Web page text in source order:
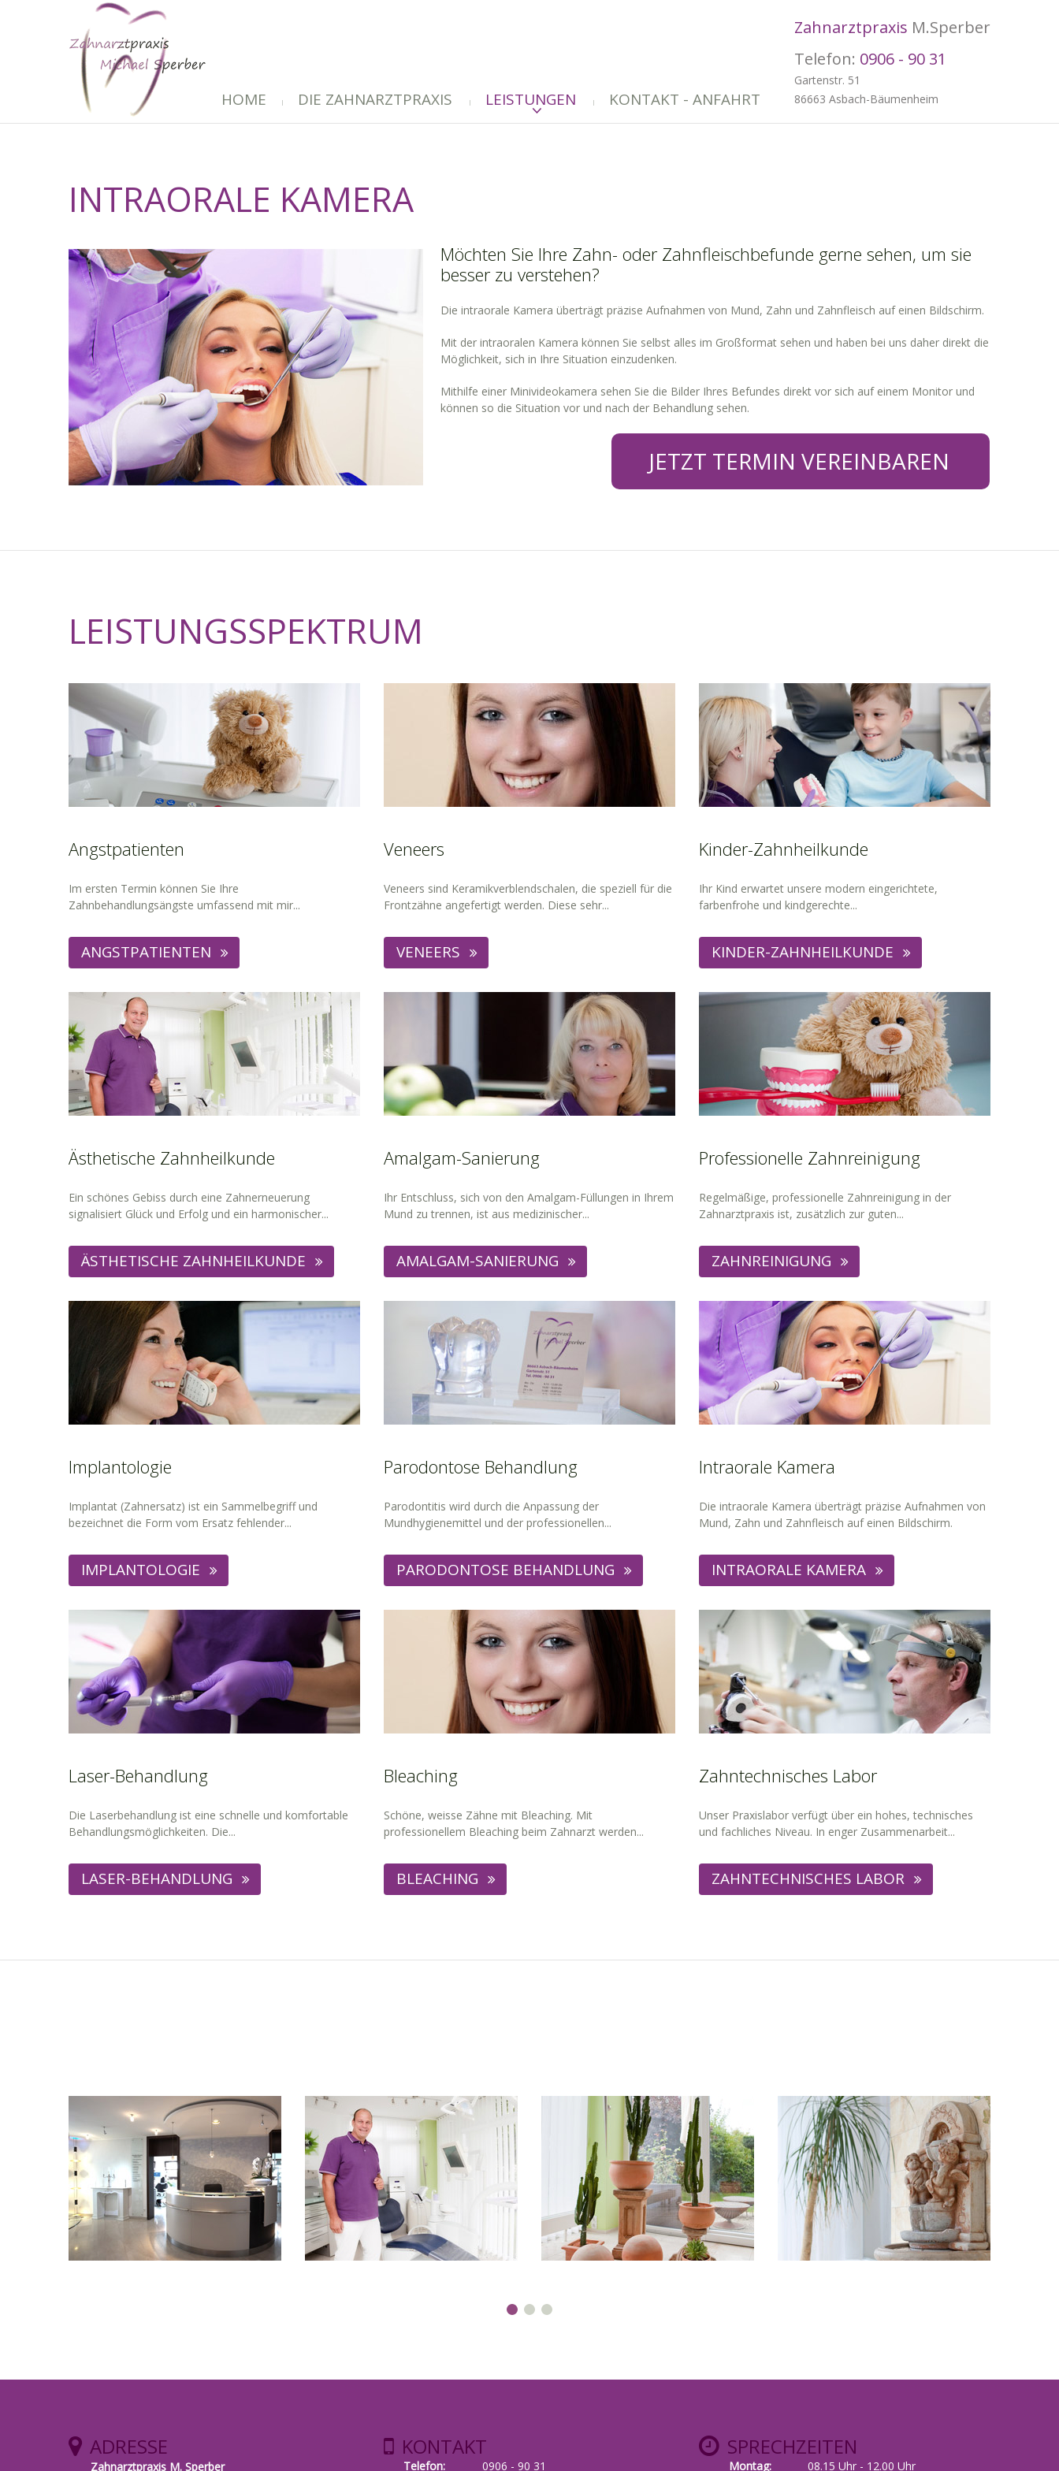
Zahnarztpraxis M.Sperber
Telefon: 0906 - 90 31
Gartenstr. 51
86663 Asbach-Bäumenheim
HOME DIE ZAHNARZTPRAXIS LEISTUNGEN KONTAKT - ANFAHRT
INTRAORALE KAMERA
Möchten Sie Ihre Zahn- oder Zahnfleischbefunde gerne sehen, um sie
besser zu verstehen?
Die intraorale Kamera überträgt präzise Aufnahmen von Mund, Zahn und Zahnfleisch auf einen Bildschirm.
Mit der intraoralen Kamera können Sie selbst alles im Großformat sehen und haben bei uns daher direkt die
Möglichkeit, sich in Ihre Situation einzudenken.
Mithilfe einer Minivideokamera sehen Sie die Bilder Ihres Befundes direkt vor sich auf einem Monitor und
können so die Situation vor und nach der Behandlung sehen.
JETZT TERMIN VEREINBAREN
LEISTUNGSSPEKTRUM
Angstpatienten
Im ersten Termin können Sie Ihre
Zahnbehandlungsängste umfassend mit mir...
ANGSTPATIENTEN
Veneers
Veneers sind Keramikverblendschalen, die speziell für die
Frontzähne angefertigt werden. Diese sehr...
VENEERS
Kinder-Zahnheilkunde
Ihr Kind erwartet unsere modern eingerichtete,
farbenfrohe und kindgerechte...
KINDER-ZAHNHEILKUNDE
Ästhetische Zahnheilkunde
Ein schönes Gebiss durch eine Zahnerneuerung
signalisiert Glück und Erfolg und ein harmonischer...
ÄSTHETISCHE ZAHNHEILKUNDE
Amalgam-Sanierung
Ihr Entschluss, sich von den Amalgam-Füllungen in Ihrem
Mund zu trennen, ist aus medizinischer...
AMALGAM-SANIERUNG
Professionelle Zahnreinigung
Regelmäßige, professionelle Zahnreinigung in der
Zahnarztpraxis ist, zusätzlich zur guten...
ZAHNREINIGUNG
Implantologie
Implantat (Zahnersatz) ist ein Sammelbegriff und
bezeichnet die Form vom Ersatz fehlender...
IMPLANTOLOGIE
Parodontose Behandlung
Parodontitis wird durch die Anpassung der
Mundhygienemittel und der professionellen...
PARODONTOSE BEHANDLUNG
Intraorale Kamera
Die intraorale Kamera überträgt präzise Aufnahmen von
Mund, Zahn und Zahnfleisch auf einen Bildschirm.
INTRAORALE KAMERA
Laser-Behandlung
Die Laserbehandlung ist eine schnelle und komfortable
Behandlungsmöglichkeiten. Die...
LASER-BEHANDLUNG
Bleaching
Schöne, weisse Zähne mit Bleaching. Mit
professionellem Bleaching beim Zahnarzt werden...
BLEACHING
Zahntechnisches Labor
Unser Praxislabor verfügt über ein hohes, technisches
und fachliches Niveau. In enger Zusammenarbeit...
ZAHNTECHNISCHES LABOR
ADRESSE
Zahnarztpraxis M. Sperber
KONTAKT
Telefon: 0906 - 90 31
SPRECHZEITEN
Montag: 08.15 Uhr - 12.00 Uhr